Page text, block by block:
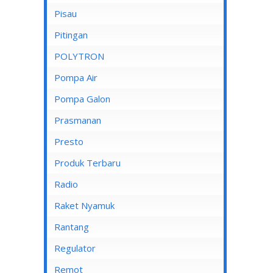
Lampu Spotlight
Pisau
Pitingan
POLYTRON
Pompa Air
Pompa Air Panasonic
Pompa Air Shimizu
Pompa Galon
Prasmanan
Presto
Produk Terbaru
Radio
Raket Nyamuk
Rantang
Regulator
Remot